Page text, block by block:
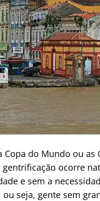
Copa do Mundo ou
gentrificação ocorre
e sem a
seja, gente sem